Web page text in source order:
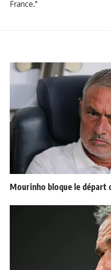
France."
Mourinho bloque le départ